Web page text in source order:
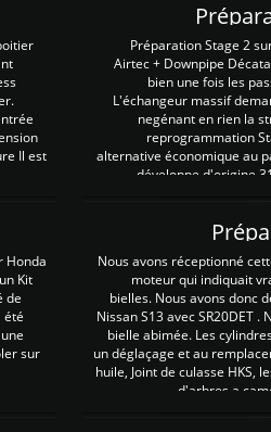
Il est
Préparation Stage 2
Airtec + Downpipe
bien une fois les
L'échangeur massif
negénant en rien la
reprogrammation
alternative économique au
développe d'origine
Honda
Kit
de
été
sur
Nous avons réceptionné
moteur qui indiquait
bielles. Nous avons donc
Nissan S13 avec SR20DET
bielle abimée. Les
un déglaçage et au
huile, Joint de culasse HKS,
d'arbres a